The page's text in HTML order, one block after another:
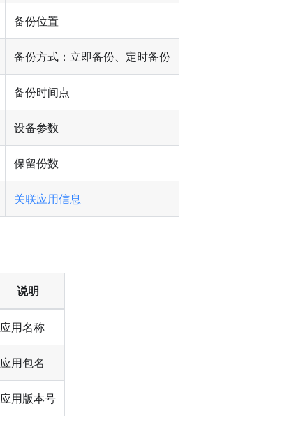
备份位置
备份方式：立即备份、定时备份
备份时间点
设备参数
保留份数
关联应用信息
说明
应用名称
应用包名
应用版本号